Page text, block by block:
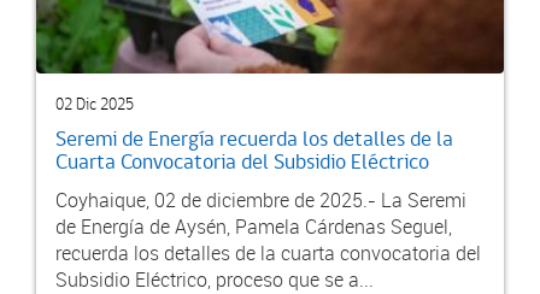
02 Dic 2025
Seremi de Energía recuerda los detalles de la
Cuarta Convocatoria del Subsidio Eléctrico
Coyhaique, 02 de diciembre de 2025.- La Seremi
de Energía de Aysén, Pamela Cárdenas Seguel,
recuerda los detalles de la cuarta convocatoria del
Subsidio Eléctrico, proceso que se a...